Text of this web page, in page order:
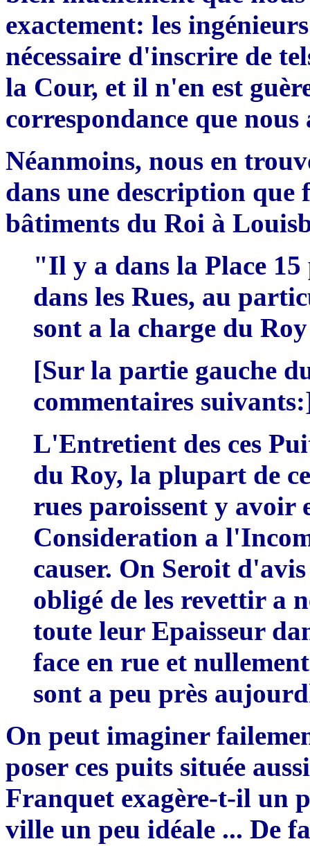
exactement: les
nécessaire d'inscrire de
la Cour, et il n'en est
correspondance que
Néanmoins, nous en
dans une description que
bâtiments du Roi à
"Il y a dans la Place
dans les Rues, au
sont a la charge du Roy
[Sur la partie gauche
commentaires suivants
L'Entretient des ces
du Roy, la plupart de
rues paroissent y avoir
Consideration a l'I
causer. On Seroit
obligé de les revettir a
toute leur Epaisseur
face en rue et
sont a peu près
On peut imaginer fai
poser ces puits située
Franquet exagère-t-il un
ville un peu idéale ... De